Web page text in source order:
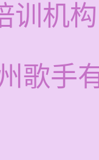
训机
歌手